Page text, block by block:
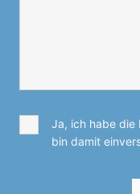
Ja, ich habe die
bin damit